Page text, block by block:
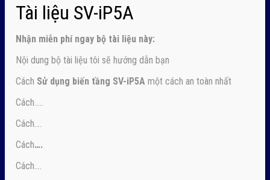
Tài liệu SV-iP5A
Nhận miễn phí ngay bộ tài liệu này:
Nội dung bộ tài liệu tôi sẽ hướng dẫn bạn
Cách Sử dụng biến tầng SV-iP5A một cách an toàn nhất
Cách…..
Cách….
Cách….
Cách….